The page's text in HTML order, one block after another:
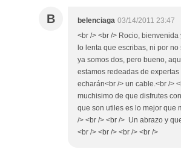
B belenciaga 03/14/2011 23:47
<br /> <br /> Rocio,
lo lenta que escribas, ni por
ya somos dos, pero bueno,
estamos redeadas de
echarán<br /> un cable.<br />
muchisimo de que disfrutes
que son utiles es lo mejor que
/> <br /> <br /> Un abrazo y
<br /> <br /> <br /> <br />